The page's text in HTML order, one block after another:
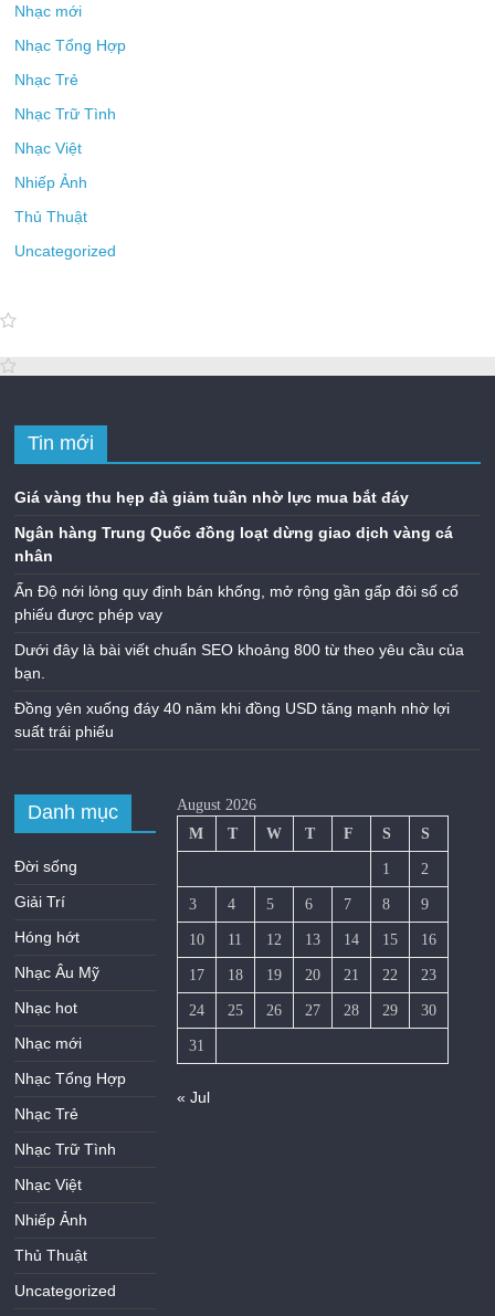
Nhạc mới
Nhạc Tổng Hợp
Nhạc Trẻ
Nhạc Trữ Tình
Nhạc Việt
Nhiếp Ảnh
Thủ Thuật
Uncategorized
Tin mới
Giá vàng thu hẹp đà giảm tuần nhờ lực mua bắt đáy
Ngân hàng Trung Quốc đồng loạt dừng giao dịch vàng cá
nhân
Ấn Độ nới lỏng quy định bán khống, mở rộng gần gấp đôi số cổ
phiếu được phép vay
Dưới đây là bài viết chuẩn SEO khoảng 800 từ theo yêu cầu của
bạn.
Đồng yên xuống đáy 40 năm khi đồng USD tăng mạnh nhờ lợi
suất trái phiếu
Danh mục
Đời sống
Giải Trí
Hóng hớt
Nhạc Âu Mỹ
Nhạc hot
Nhạc mới
Nhạc Tổng Hợp
Nhạc Trẻ
Nhạc Trữ Tình
Nhạc Việt
Nhiếp Ảnh
Thủ Thuật
Uncategorized
August 2026
M
T W T F S S
1 2
3 4 5 6 7 8 9
10 11 12 13 14 15 16
17 18 19 20 21 22 23
24 25 26 27 28 29 30
31
« Jul